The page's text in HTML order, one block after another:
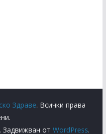
Здраве. Всички права
Задвижван от WordPress.